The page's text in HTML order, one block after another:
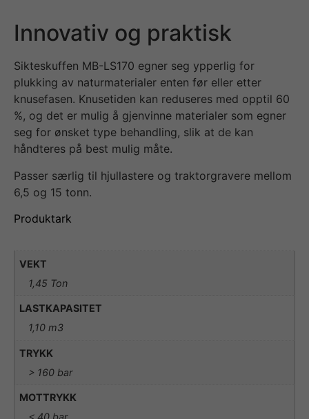
Innovativ og praktisk
Sikteskuffen MB-LS170 egner seg ypperlig for
plukking av naturmaterialer enten før eller etter
knusefasen. Knusetiden kan reduseres med opptil 60
%, og det er mulig å gjenvinne materialer som egner
seg for ønsket type behandling, slik at de kan
håndteres på best mulig måte.
Passer særlig til hjullastere og traktorgravere mellom
6,5 og 15 tonn.
Produktark
VEKT
1,45 Ton
LASTKAPASITET
1,10 m3
TRYKK
> 160 bar
MOTTRYKK